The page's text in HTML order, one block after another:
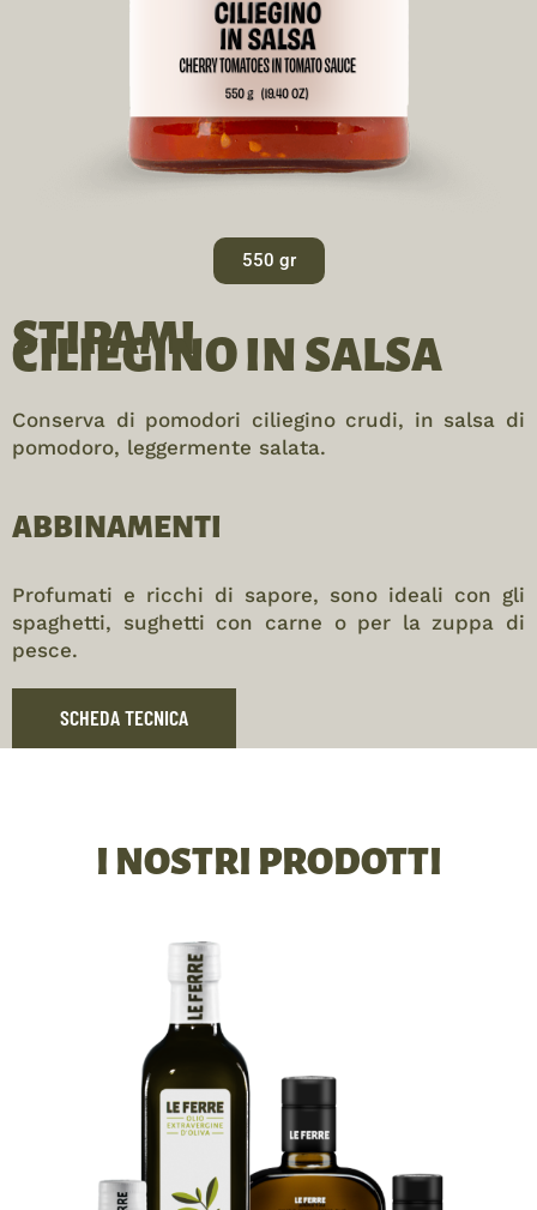
550 gr
STIPAMI
CILIEGINO IN SALSA
Conserva di pomodori ciliegino crudi, in salsa di
pomodoro, leggermente salata.
ABBINAMENTI
Profumati e ricchi di sapore, sono ideali con gli
spaghetti, sughetti con carne o per la zuppa di
pesce.
SCHEDA TECNICA
I NOSTRI PRODOTTI